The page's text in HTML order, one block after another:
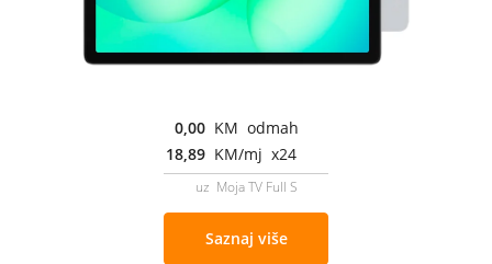
0,00 KM odmah
18,89 KM/mj x24
uz Moja TV Full S
Saznaj više